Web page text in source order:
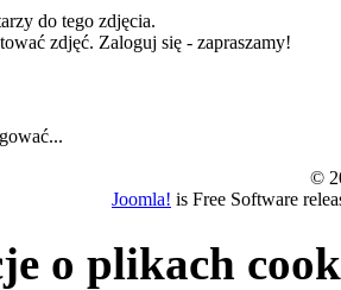
do tego zdjęcia.
zdjęć. Zaloguj się - zapraszamy!
©
Joomla! is Free Software
o plikach